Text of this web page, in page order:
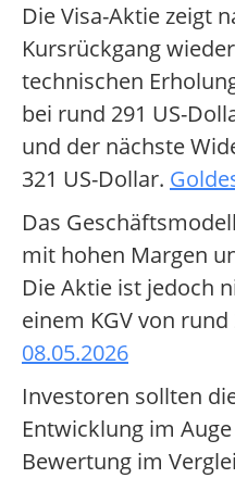
Die Visa-Aktie zeigt
Kursrückgang
technischen
bei rund 291 US-
und der nächste
321 US-Dollar.
Das
mit hohen Margen
Die Aktie ist jedoch
einem KGV von rund
08.05.2026
Investoren sollten
Entwicklung im
Bewertung im